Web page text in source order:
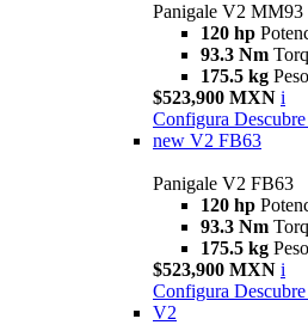
Panigale V2 MM93
120 hp
93.3 Nm
175.5 kg
$523,900 MXN i
Configura
new V2 FB63
Panigale V2 FB63
120 hp
93.3 Nm
175.5 kg
$523,900 MXN i
Configura
V2